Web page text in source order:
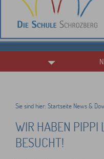
Sie sind hier: Startseite News &
WIR HABEN PIPPI
BESUCHT!